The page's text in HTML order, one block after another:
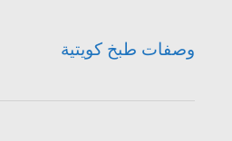
وصفات طبخ كويتية